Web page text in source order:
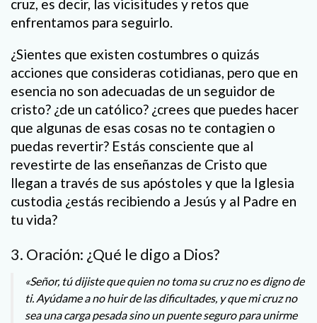
cruz, es decir, las vicisitudes y retos que
enfrentamos para seguirlo.
¿Sientes que existen costumbres o quizás
acciones que consideras cotidianas, pero que en
esencia no son adecuadas de un seguidor de
cristo? ¿de un católico? ¿crees que puedes hacer
que algunas de esas cosas no te contagien o
puedas revertir? Estás consciente que al
revestirte de las enseñanzas de Cristo que
llegan a través de sus apóstoles y que la Iglesia
custodia ¿estás recibiendo a Jesús y al Padre en
tu vida?
3. Oración: ¿Qué le digo a Dios?
«Señor, tú dijiste que quien no toma su cruz no es digno de
ti. Ayúdame a no huir de las dificultades, y que mi cruz no
sea una carga pesada sino un puente seguro para unirme